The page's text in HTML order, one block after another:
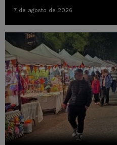
7 de agosto de 2026